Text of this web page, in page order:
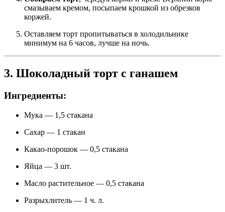
смазываем кремом, посыпаем крошкой из обрезков
коржей.
Оставляем торт пропитываться в холодильнике
минимум на 6 часов, лучше на ночь.
3. Шоколадный торт с ганашем
Ингредиенты:
Мука — 1,5 стакана
Сахар — 1 стакан
Какао-порошок — 0,5 стакана
Яйца — 3 шт.
Масло растительное — 0,5 стакана
Разрыхлитель — 1 ч. л.